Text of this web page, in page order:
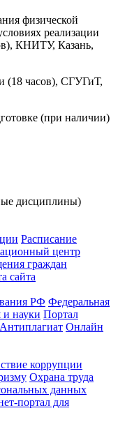
физической
реализации
КНИТУ, Казань,
(18 часов), СГУГиТ,
(при наличии)
дисциплины)
Расписание
центр
граждан
сайта
РФ Федеральная
и науки Портал
Антиплагиат Онлайн
коррупции
Охрана труда
данных
портал для